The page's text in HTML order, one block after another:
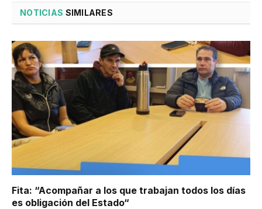
NOTICIAS SIMILARES
Fita: “Acompañar a los que trabajan todos los días
es obligación del Estado“